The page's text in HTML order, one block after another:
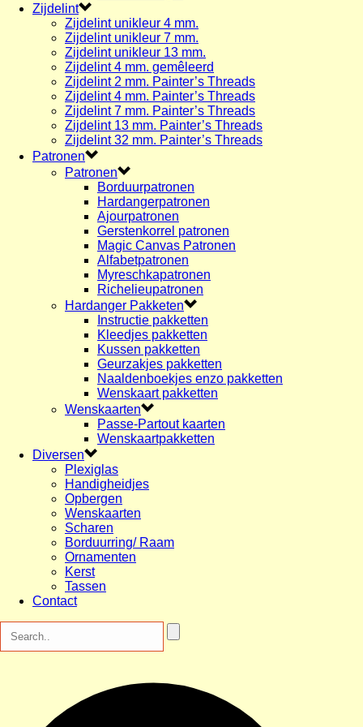
Zijdelint
Zijdelint unikleur 4 mm.
Zijdelint unikleur 7 mm.
Zijdelint unikleur 13 mm.
Zijdelint 4 mm. gemêleerd
Zijdelint 2 mm. Painter’s Threads
Zijdelint 4 mm. Painter’s Threads
Zijdelint 7 mm. Painter’s Threads
Zijdelint 13 mm. Painter’s Threads
Zijdelint 32 mm. Painter’s Threads
Patronen
Patronen
Borduurpatronen
Hardangerpatronen
Ajourpatronen
Gerstenkorrel patronen
Magic Canvas Patronen
Alfabetpatronen
Myreschkapatronen
Richelieupatronen
Hardanger Pakketen
Instructie pakketten
Kleedjes pakketten
Kussen pakketten
Geurzakjes pakketten
Naaldenboekjes enzo pakketten
Wenskaart pakketten
Wenskaarten
Passe-Partout kaarten
Wenskaartpakketten
Diversen
Plexiglas
Handigheidjes
Opbergen
Wenskaarten
Scharen
Borduurring/ Raam
Ornamenten
Kerst
Tassen
Contact